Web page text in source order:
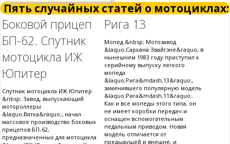
Пять случайных статей о мотоциклах:
Боковой прицеп
БП-62. Спутник
мотоцикла ИЖ
Юпитер
Спутник мотоцикла ИЖ Юпитер
&nbsp; Завод, выпускающий
мотороллеры
&laquo;Вятка&raquo;, начал
массовое производство боковых
прицепов БП-62,
предназначенных для мотоцикла
Рига 13
Мопед &nbsp; Мотозавод
&laquo;Саркана Звайгзне&raquo; в
нынешнем 1983 году приступил к
серийному выпуску легкого
мопеда
&laquo;Рига&mdash;13&raquo;,
заменившего популярную модель
&laquo;Рига&mdash;11&raquo;.
Как и все мопеды этого типа, он
не имеет коробки передач и
оснащен вспомогательным
педальным приводом. Новая
модель отличается от
предыдущей и внешне, и